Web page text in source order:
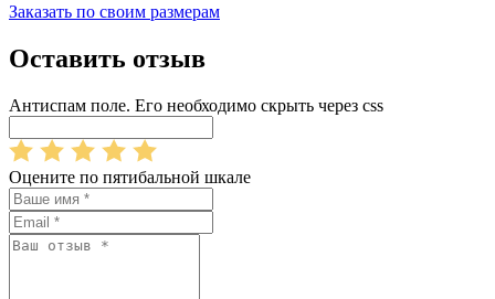
Заказать по своим размерам
Оставить отзыв
Антиспам поле. Его необходимо скрыть через css
Оцените по пятибальной шкале